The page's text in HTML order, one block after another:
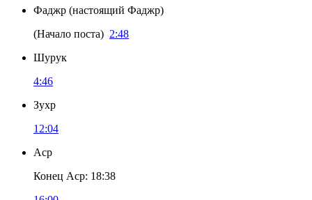
Фаджр (настоящий Фаджр)
(Начало поста) 2:48
Шурук
4:46
Зухр
12:04
Аср
Конец Аср: 18:38